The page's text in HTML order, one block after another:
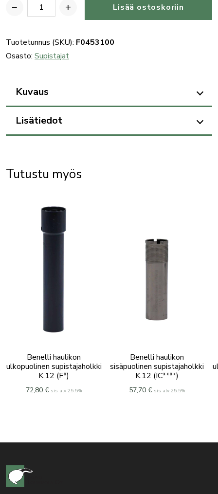
−
Benelli
BE.S.T.
supistaja
määrä
+ Lisää ostoskoriin
Tuotetunnus (SKU): F0453100
Osasto: Supistajat
Kuvaus
Lisätiedot
Tutustu myös
Benelli haulikon
ulkopuolinen supistajaholkki
K.12 (F*)
72,80 € sis alv 25.5%
Benelli haulikon
sisäpuolinen supistajaholkki
K.12 (IC****)
57,70 € sis alv 25.5%